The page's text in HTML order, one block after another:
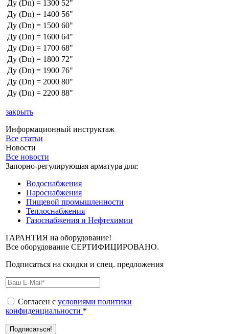
Ду (Dn) = 1300 52"
Ду (Dn) = 1400 56"
Ду (Dn) = 1500 60"
Ду (Dn) = 1600 64"
Ду (Dn) = 1700 68"
Ду (Dn) = 1800 72"
Ду (Dn) = 1900 76"
Ду (Dn) = 2000 80"
Ду (Dn) = 2200 88"
закрыть
Информационный инструктаж
Все статьи
Новости
Все новости
Запорно-регулирующая арматура для:
Водоснабжения
Пароснабжения
Пищевой промышленности
Теплоснабжения
Газоснабжения и Нефтехимии
ГАРАНТИЯ на оборудование!
Все оборудование СЕРТИФИЦИРОВАНО.
Подписаться на скидки и спец. предложения
Согласен с условиями политики
конфиденциальности *